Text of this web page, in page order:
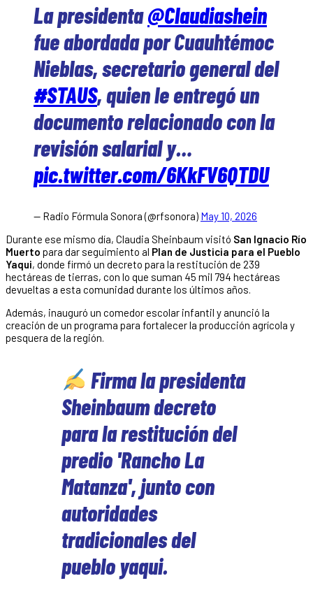
La presidenta@Claudiashein
fue abordada por Cuauhtémoc
Nieblas, secretario general del
#STAUS, quien le entregó un
documento relacionado con la
revisión salarial y…
pic.twitter.com/6KkFV6QTDU
— Radio Fórmula Sonora (@rfsonora) May 10, 2026
Durante ese mismo día, Claudia Sheinbaum visitó San Ignacio Río
Muerto para dar seguimiento al Plan de Justicia para el Pueblo
Yaqui, donde firmó un decreto para la restitución de 239
hectáreas de tierras, con lo que suman 45 mil 794 hectáreas
devueltas a esta comunidad durante los últimos años.
Además, inauguró un comedor escolar infantil y anunció la
creación de un programa para fortalecer la producción agrícola y
pesquera de la región.
Firma la presidenta
Sheinbaum decreto
para la restitución del
predio 'Rancho La
Matanza', junto con
autoridades
tradicionales del
pueblo yaqui.